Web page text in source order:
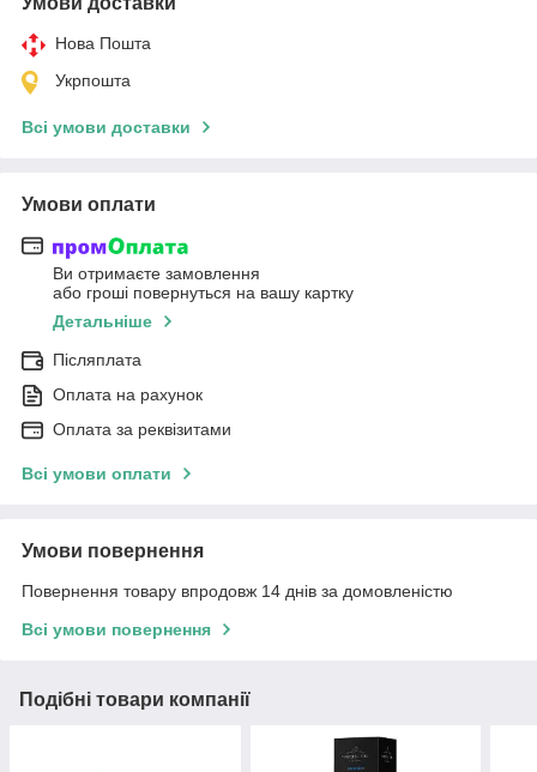
Нова Пошта
Укрпошта
Всі умови доставки
Умови оплати
Ви отримаєте замовлення
або гроші повернуться на вашу картку
Детальніше
Післяплата
Оплата на рахунок
Оплата за реквізитами
Всі умови оплати
Умови повернення
Повернення товару впродовж 14 днів за домовленістю
Всі умови повернення
Подібні товари компанії